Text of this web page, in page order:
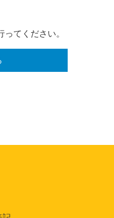
てください。